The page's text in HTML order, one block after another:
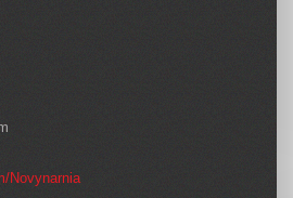
Novynarnia